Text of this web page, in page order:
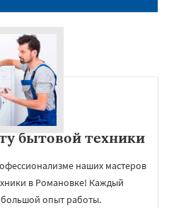
бытовой техники
наших мастеров
в Романовке! Каждый
большой опыт работы.